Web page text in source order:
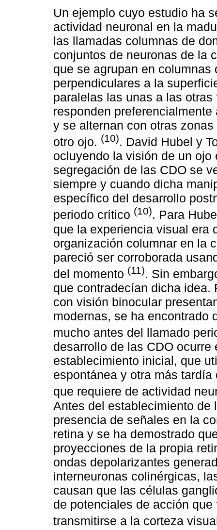
Un ejemplo cuyo estudio ha
actividad neuronal en la
las llamadas columnas de
conjuntos de neuronas de la
que se agrupan en
perpendiculares a la
paralelas las unas a las
responden
y se alternan con otras
otro ojo. (10). David Hubel y
ocluyendo la visión de un
segregación de las CDO se
siempre y cuando dicha
específico del desarrollo
periodo crítico (10). Para
que la experiencia visual era
organización columnar en la
pareció ser corroborada
del momento (11). Sin
que contradecían dicha
con visión binocular
modernas, se ha encontrado
mucho antes del llamado
desarrollo de las CDO ocurre
establecimiento inicial, que
espontánea y otra más
que requiere de actividad
Antes del establecimiento
presencia de señales en la
retina y se ha demostrado
proyecciones de la propia
ondas depolarizantes
interneuronas colinérgicas,
causan que las células
de potenciales de acción
transmitirse a la corteza